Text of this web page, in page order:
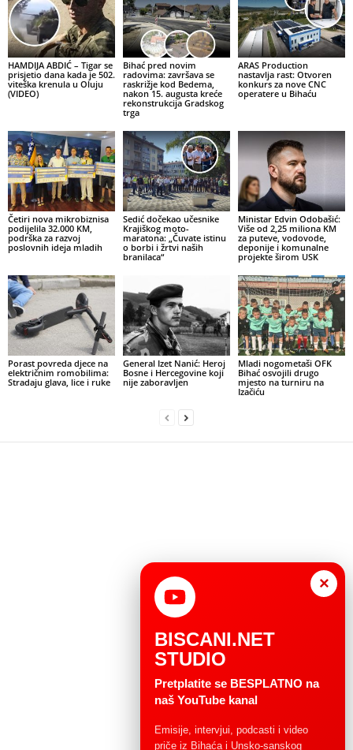
HAMDIJA ABDIĆ – Tigar se
prisjetio dana kada je 502.
viteška krenula u Oluju
(VIDEO)
Bihać pred novim
radovima: završava se
raskrižje kod Bedema,
nakon 15. augusta kreće
rekonstrukcija Gradskog
trga
ARAS Production
nastavlja rast: Otvoren
konkurs za nove CNC
operatere u Bihaću
Četiri nova mikrobiznisa
podijelila 32.000 KM,
podrška za razvoj
poslovnih ideja mladih
Sedić dočekao učesnike
Krajiškog moto-
maratona: „Čuvate istinu
o borbi i žrtvi naših
branilaca“
Ministar Edvin Odobašić:
Više od 2,25 miliona KM
za puteve, vodovode,
deponije i komunalne
projekte širom USK
Porast povreda djece na
električnim romobilima:
Stradaju glava, lice i ruke
General Izet Nanić: Heroj
Bosne i Hercegovine koji
nije zaboravljen
Mladi nogometaši OFK
Bihać osvojili drugo
mjesto na turniru na
Izačiću
×
BISCANI.NET
STUDIO
Pretplatite se BESPLATNO na
naš YouTube kanal
Emisije, intervjui, podcasti i video
priče iz Bihaća i Unsko-sanskog